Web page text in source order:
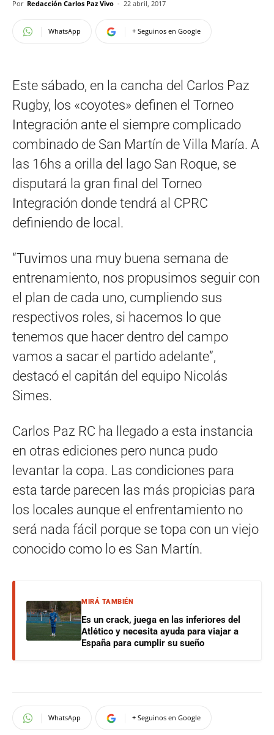
Por Redacción Carlos Paz Vivo - 22 abril, 2017
WhatsApp + Seguinos en Google
Este sábado, en la cancha del Carlos Paz
Rugby, los «coyotes» definen el Torneo
Integración ante el siempre complicado
combinado de San Martín de Villa María. A
las 16hs a orilla del lago San Roque, se
disputará la gran final del Torneo
Integración donde tendrá al CPRC
definiendo de local.
“Tuvimos una muy buena semana de
entrenamiento, nos propusimos seguir con
el plan de cada uno, cumpliendo sus
respectivos roles, si hacemos lo que
tenemos que hacer dentro del campo
vamos a sacar el partido adelante”,
destacó el capitán del equipo Nicolás
Simes.
Carlos Paz RC ha llegado a esta instancia
en otras ediciones pero nunca pudo
levantar la copa. Las condiciones para
esta tarde parecen las más propicias para
los locales aunque el enfrentamiento no
será nada fácil porque se topa con un viejo
conocido como lo es San Martín.
MIRÁ TAMBIÉN
Es un crack, juega en las inferiores del
Atlético y necesita ayuda para viajar a
España para cumplir su sueño
WhatsApp + Seguinos en Google